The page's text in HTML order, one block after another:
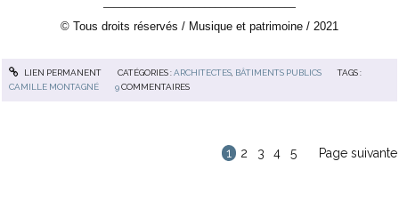
© Tous droits réservés / Musique et patrimoine / 2021
LIEN PERMANENT CATÉGORIES :ARCHITECTES, BÂTIMENTS PUBLICS
TAGS :
CAMILLE MONTAGNÉ
9 COMMENTAIRES
1 2 3 4 5 Page suivante